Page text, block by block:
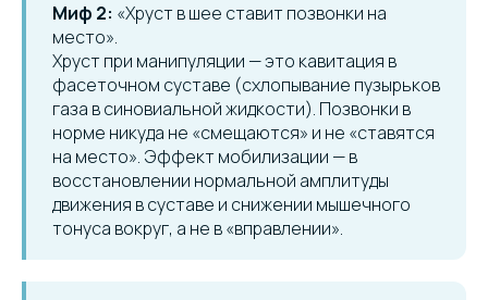
Миф 2: «Хруст в шее ставит позвонки на
место».
Хруст при манипуляции — это кавитация в
фасеточном суставе (схлопывание пузырьков
газа в синовиальной жидкости). Позвонки в
норме никуда не «смещаются» и не «ставятся
на место». Эффект мобилизации — в
восстановлении нормальной амплитуды
движения в суставе и снижении мышечного
тонуса вокруг, а не в «вправлении».